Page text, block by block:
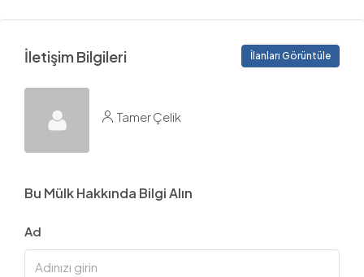
İletişim Bilgileri İlanları Görüntüle
Tamer Çelik
Bu Mülk Hakkında Bilgi Alın
Ad